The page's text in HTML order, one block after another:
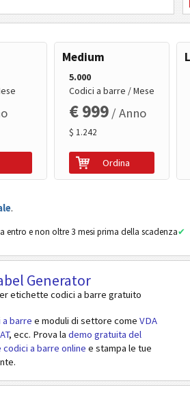
Medium
5.000
Codici a barre / Mese
€ 999 / Anno
$ 1.242
Ordina
.
e non oltre 3 mesi prima della scadenza
Generator
etichette codici a barre gratuito
barre e moduli di settore come VDA
, ecc. Prova la demo gratuita del
a barre online e stampa le tue